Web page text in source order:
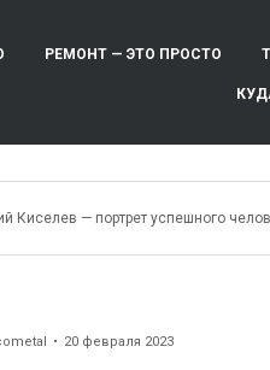
РЕМОНТ — ЭТО ПРОСТО
Киселев — портрет успешного
20 февраля 2023